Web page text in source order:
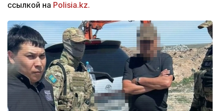
ссылкой на Polisia.kz.